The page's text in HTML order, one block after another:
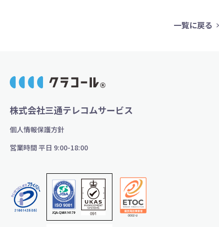
一覧に戻る
株式会社三通テレコムサービス
個人情報保護方針
営業時間 平日 9:00-18:00